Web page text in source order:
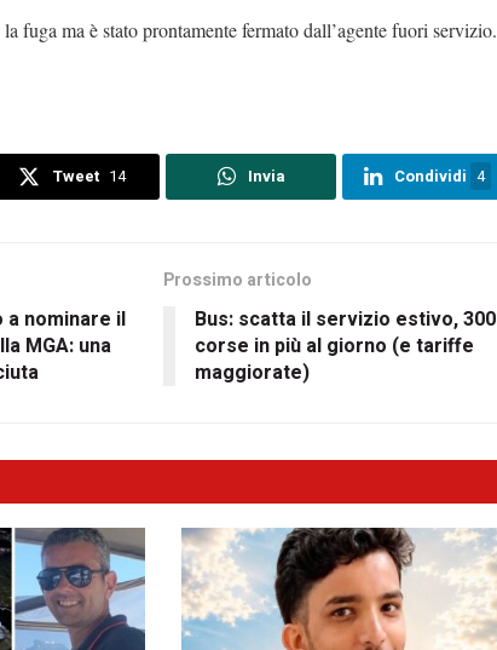
fuga ma è stato prontamente fermato dall’agente fuori servizio.
Tweet 14 Invia Condividi 4
nominare il
MGA: una
Prossimo articolo
Bus: scatta il servizio estivo, 300
corse in più al giorno (e tariffe
maggiorate)